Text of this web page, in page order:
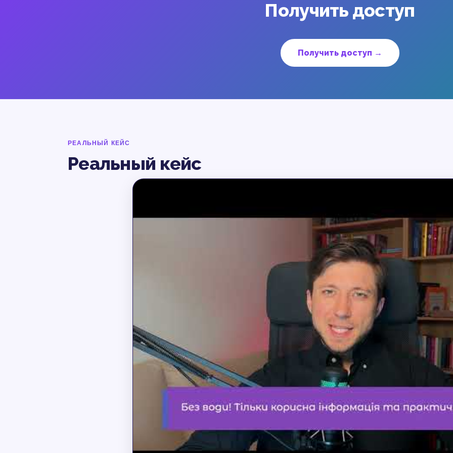
Получить доступ
Получить доступ →
РЕАЛЬНЫЙ КЕЙС
Реальный кейс